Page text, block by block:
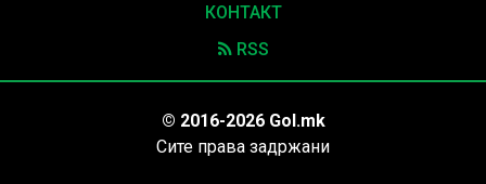
КОНТАКТ
RSS
© 2016-2026 Gol.mk
Сите права задржани